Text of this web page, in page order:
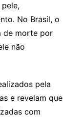
No Brasil, o
de morte por
não
pela
e revelam que
com